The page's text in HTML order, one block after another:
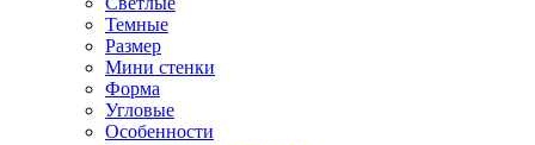
Темные
Размер
Мини стенки
Форма
Угловые
Особенности